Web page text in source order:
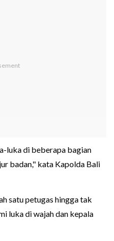
luka di beberapa bagian
badan," kata Kapolda Bali
satu petugas hingga tak
luka di wajah dan kepala